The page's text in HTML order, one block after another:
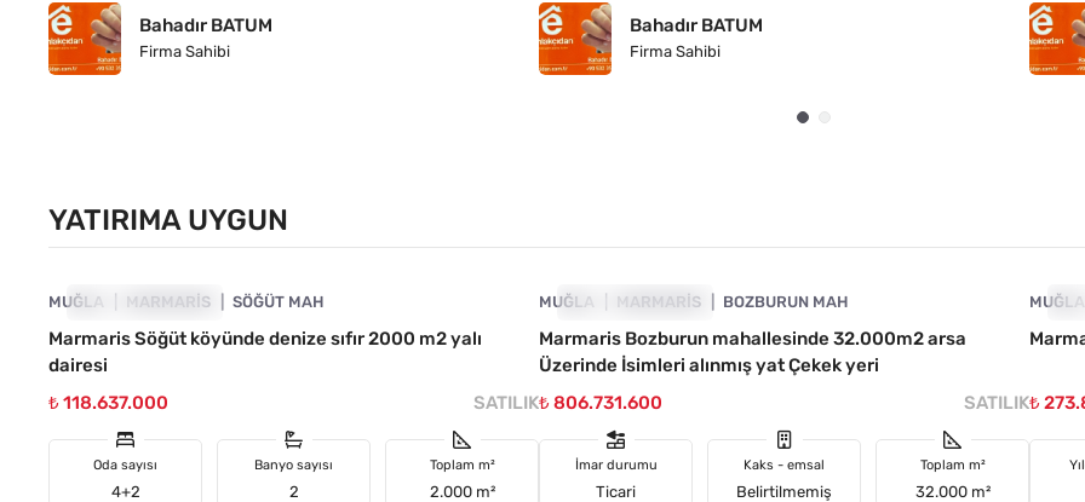
Bahadır BATUM
Firma Sahibi
Bahadır BATUM
Firma Sahibi
YATIRIMA UYGUN
YATIRIMA UYGUN
MUĞLA MARMARIS SÖĞÜT MAH
Marmaris Söğüt köyünde denize sıfır 2000 m2 yalı
dairesi
₺ 118.637.000
SATILIK
Oda sayısı
4+2
Banyo sayısı
2
Toplam m²
2.000 m²
YATIRIMA UYGUN
MUĞLA MARMARIS BOZBURUN MAH
Marmaris Bozburun mahallesinde 32.000m2 arsa
Üzerinde İsimleri alınmış yat Çekek yeri
₺ 806.731.600
SATILIK
İmar durumu
Ticari
Kaks - emsal
Belirtilmemiş
Toplam m²
32.000 m²
MUĞLA
₺